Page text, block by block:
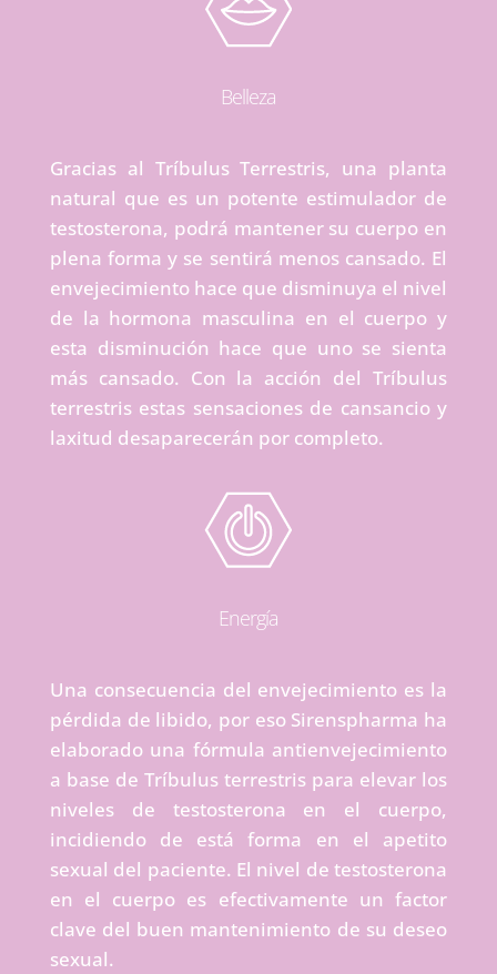
Belleza
Gracias al Tríbulus Terrestris, una planta
natural que es un potente estimulador de
testosterona, podrá mantener su cuerpo en
plena forma y se sentirá menos cansado. El
envejecimiento hace que disminuya el nivel
de la hormona masculina en el cuerpo y
esta disminución hace que uno se sienta
más cansado. Con la acción del Tríbulus
terrestris estas sensaciones de cansancio y
laxitud desaparecerán por completo.
Energía
Una consecuencia del envejecimiento es la
pérdida de libido, por eso Sirenspharma ha
elaborado una fórmula antienvejecimiento
a base de Tríbulus terrestris para elevar los
niveles de testosterona en el cuerpo,
incidiendo de está forma en el apetito
sexual del paciente. El nivel de testosterona
en el cuerpo es efectivamente un factor
clave del buen mantenimiento de su deseo
sexual.